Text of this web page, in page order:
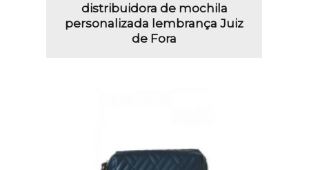
distribuidora de mochila
personalizada lembrança Juiz
de Fora